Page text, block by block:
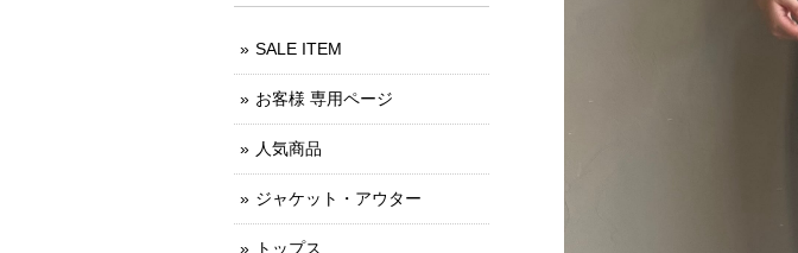
SALE ITEM
お客様 専用ページ
人気商品
ジャケット・アウター
トップス